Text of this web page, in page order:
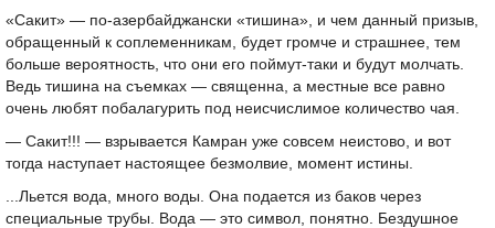
«Сакит» — по-азербайджански «тишина», и чем данный призыв,
обращенный к соплеменникам, будет громче и страшнее, тем
больше вероятность, что они его поймут-таки и будут молчать.
Ведь тишина на съемках — священна, а местные все равно
очень любят побалагурить под неисчислимое количество чая.
— Сакит!!! — взрывается Камран уже совсем неистово, и вот
тогда наступает настоящее безмолвие, момент истины.
...Льется вода, много воды. Она подается из баков через
специальные трубы. Вода — это символ, понятно. Бездушное